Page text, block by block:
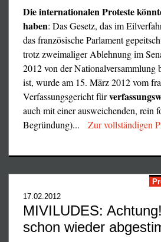
betreibenden Staatsorganen als
von Staatsknete einschmeicheln und
uns gemeinsam mit Voltaire, dem
Quäker und Hugenotten, völlig klar,
Gewaltfreiheit der Debatte, statt
Religionen wirklich schadet und der
oder Regierungsdogmatik, die
Daraus ergab sich nun ein gewisser
Briefwechsel mit unseren
französischen Führer in veritable
hinter deren hysterischen Heftigkeit
kirchenväterlichen Wut sich kein
bräuchte. Wer den Schriftwechsel
der klicke hier:
Unsere Antwort auf den
Die internationalen Proteste
haben: Das Gesetz, das im
das französische Parlament
trotz zweimaliger Ablehnung im
2012 von der Nationalversammlung
ist, wurde am 15. März 2012 vom
Verfassungsgericht für
auch mit einer ausweichenden, rein
Begründung)... Zur vollständigen
17.02.2012
MIVILUDES:
schon wieder